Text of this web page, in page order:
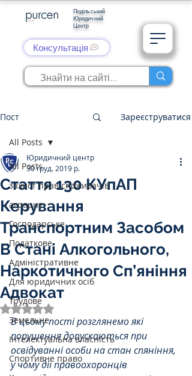
Подільський
Юридичний
Центр
Консультація
Пост Зареєструватися
All Posts
захист прав споживачів
аграрне
Господарське
Податкове
Адміністративне
Для юридичних осіб
Трудове
Земельне
Інтелектуальна власність
Спортивне право
All Posts
Стаття 130 КУпАП
Керування
Транспортним Засобом
В Стані Алкогольного,
Наркотичного Сп’яніння
Адвокат
Юридичний центр
30 груд. 2019 р.
Оцінка: NaN з 5 зірок.
В цьому пості розглянемо які
порушення допускаються при
освідуванні особи на стан спяніння,
у чому дії правоохоронців